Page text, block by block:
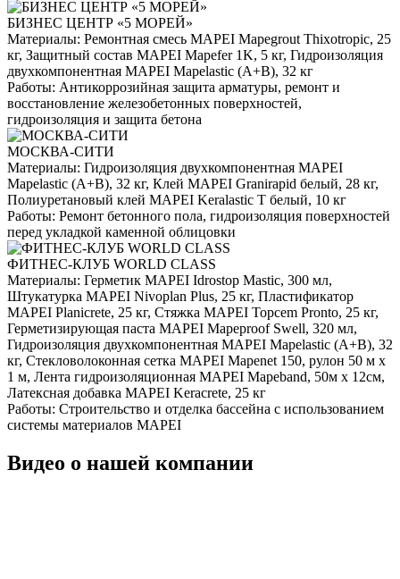
БИЗНЕС ЦЕНТР «5 МОРЕЙ»
Материалы: Ремонтная смесь MAPEI Mapegrout Thixotropic, 25
кг, Защитный состав MAPEI Mapefer 1K, 5 кг, Гидроизоляция
двухкомпонентная MAPEI Mapelastic (А+B), 32 кг
Работы: Антикоррозийная защита арматуры, ремонт и
восстановление железобетонных поверхностей,
гидроизоляция и защита бетона
МОСКВА-СИТИ
Материалы: Гидроизоляция двухкомпонентная MAPEI
Mapelastic (А+B), 32 кг, Клей MAPEI Granirapid белый, 28 кг,
Полиуретановый клей MAPEI Keralastic T белый, 10 кг
Работы: Ремонт бетонного пола, гидроизоляция поверхностей
перед укладкой каменной облицовки
ФИТНЕС-КЛУБ WORLD CLASS
Материалы: Герметик MAPEI Idrostop Mastic, 300 мл,
Штукатурка MAPEI Nivoplan Plus, 25 кг, Пластификатор
MAPEI Planicrete, 25 кг, Стяжка MAPEI Topcem Pronto, 25 кг,
Герметизирующая паста MAPEI Mapeproof Swell, 320 мл,
Гидроизоляция двухкомпонентная MAPEI Mapelastic (А+B), 32
кг, Стекловолоконная сетка MAPEI Mapenet 150, рулон 50 м х
1 м, Лента гидроизоляционная MAPEI Mapeband, 50м x 12см,
Латексная добавка MAPEI Keracrete, 25 кг
Работы: Строительство и отделка бассейна с использованием
системы материалов MAPEI
Видео о нашей компании